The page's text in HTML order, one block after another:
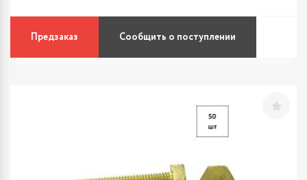
Предзаказ Сообщить о поступлении